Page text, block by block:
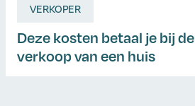
VERKOPER
Deze kosten betaal je bij de
verkoop van een huis